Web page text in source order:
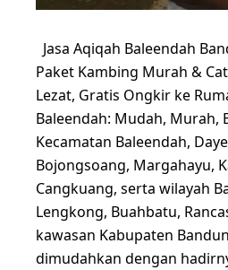
Jasa Aqiqah Baleendah
Paket Kambing Murah &
Lezat, Gratis Ongkir ke
Baleendah: Mudah, Murah,
Kecamatan Baleendah,
Bojongsoang, Margahayu,
Cangkuang, serta wilayah
Lengkong, Buahbatu,
kawasan Kabupaten
dimudahkan dengan